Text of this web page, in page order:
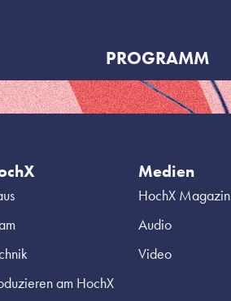
PROGRAMM
am HochX
Medien
HochX Magazin
Audio
Video